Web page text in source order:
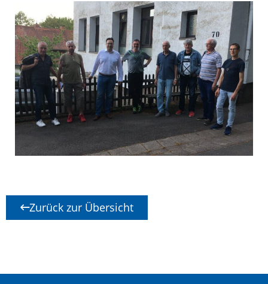
Zurück zur Übersicht